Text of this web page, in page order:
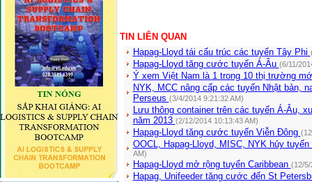
TIN LIÊN QUAN
Hapag-Lloyd tái cấu trúc các tuyến Tây Phi
Hapag-Lloyd tăng cước tuyến Á-Âu (6/11/
Ý xem Việt Nam là 1 trong 10 thị trường
NYK, MCC nâng cấp các tuyến Nhật bản,
Perseus (3/4/2014 9:21:32 AM)
Lưu thông container trên các tuyến Á-Âu,
năm 2013 (2/12/2014 10:13:43 AM)
Hapag-Lloyd tăng cước tuyến Viễn Đông
OOCL, Hapag-Lloyd, MISC, NYK hủy
AM)
Hapag-Lloyd mở rộng tuyến Caribbean (12/5/
Hapag, Unifeeder tăng cước đến St